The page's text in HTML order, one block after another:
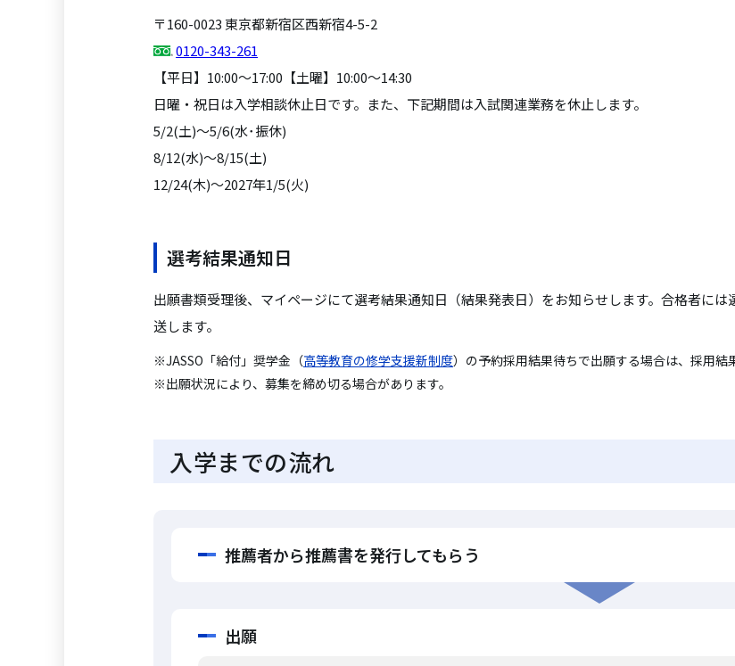
〒160-0023 東京都新宿区西新宿4-5-2
0120-343-261
【平日】10:00～17:00【土曜】10:00～14:30
日曜・祝日は入学相談休止日です。また、下記期間は入試関連業務を休止します。
5/2(土)～5/6(水･振休)
8/12(水)～8/15(土)
12/24(木)～2027年1/5(火)
選考結果通知日
出願書類受理後、マイページにて選考結果通知日（結果発表日）をお知らせします。合格者に
送します。
※JASSO「給付」奨学金（高等教育の修学支援新制度）の予約採用結果待ちで出願する場合は、採用結
※出願状況により、募集を締め切る場合があります。
入学までの流れ
推薦者から推薦書を発行してもらう
出願